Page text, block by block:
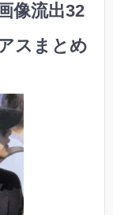
像流出32
スまとめ